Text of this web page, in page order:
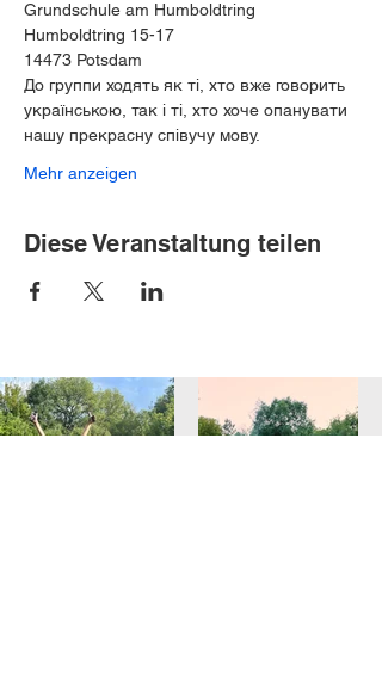
Grundschule am Humboldtring
Humboldtring 15-17
14473 Potsdam
До группи ходять як ті, хто вже говорить
українською, так і ті, хто хоче опанувати
нашу прекрасну співучу мову.
Mehr anzeigen
Diese Veranstaltung teilen